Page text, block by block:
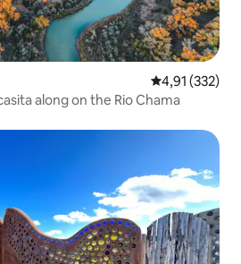
4,91 av 5 i
4,91 (332)
along on the Rio Chama